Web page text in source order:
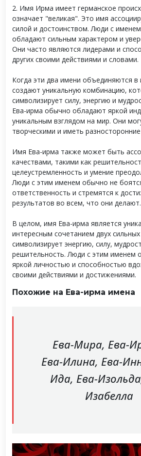
2. Имя Ирма имеет германское
означает "великая". Это имя
силой и достоинством. Люди с
обладают сильным характером и
Они часто являются лидерами и
других своими действиями и словами.
Когда эти два имени объединяются
создают уникальную комбинацию,
символизирует силу, энергию и
Ева-ирма обычно обладают яркой
уникальным взглядом на мир. Они
творческими и иметь
Имя Ева-ирма также может быть
качествами, такими как
целеустремленность и умение
Люди с этим именем обычно не
ответственность и стремятся к
результатов во всем, что они делают.
В целом, имя Ева-ирма является
интересным сочетанием двух
символизирует энергию, силу,
решительность. Люди с этим именем
яркой личностью и способностью
своими действиями и достижениями.
Похожие на Ева-ирма имена
Ева-Мира, Ева-
Ева-Илина, Ева-
Ида, Ева-
Изабелла